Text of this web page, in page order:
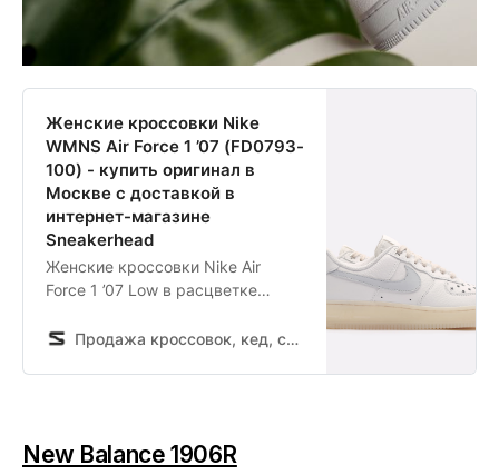
Женские кроссовки Nike
WMNS Air Force 1 ’07 (FD0793-
100) - купить оригинал в
Москве с доставкой в
интернет-магазине
Sneakerhead
Женские кроссовки Nike Air
Force 1 ’07 Low в расцветке
пара на любой случай. Верх
подметка кремового цвета
Продажа кроссовок, кед, спортивной обуви и одежды в интернет магазине Sneakerhead
New Balance 1906R